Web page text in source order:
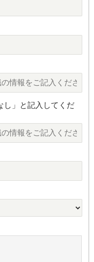
」と記入してくだ